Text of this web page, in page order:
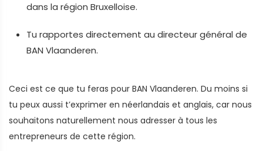
dans la région Bruxelloise.
Tu rapportes directement au directeur général de
BAN Vlaanderen.
Ceci est ce que tu feras pour BAN Vlaanderen. Du moins si
tu peux aussi t’exprimer en néerlandais et anglais, car nous
souhaitons naturellement nous adresser à tous les
entrepreneurs de cette région.